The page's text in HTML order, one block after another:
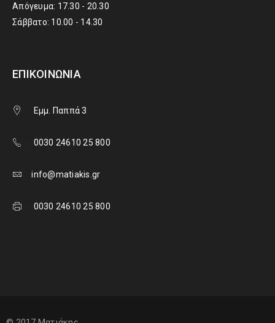
Απόγευμα: 17.30 - 20.30
Σάββατο: 10.00 - 14.30
ΕΠΙΚΟΙΝΩΝΊΑ
Εμμ. Παππά 3
0030 24610 25 800
info@matiakis.gr
0030 24610 25 800